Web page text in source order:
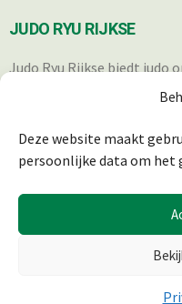
Deze website maakt
persoonlijke data om het
JUDO RYU RIJKSE
Judo Ryu Rijkse biedt judo
Iedereen die op een
© 2025 JUDO RYU RIJKSE |